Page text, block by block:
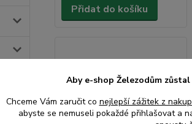
Přidat do košíku
Aby e-shop Železodům
Chceme Vám zaručit co nejlepší zážitek z
abyste se nemuseli pokaždé přihlašovat a